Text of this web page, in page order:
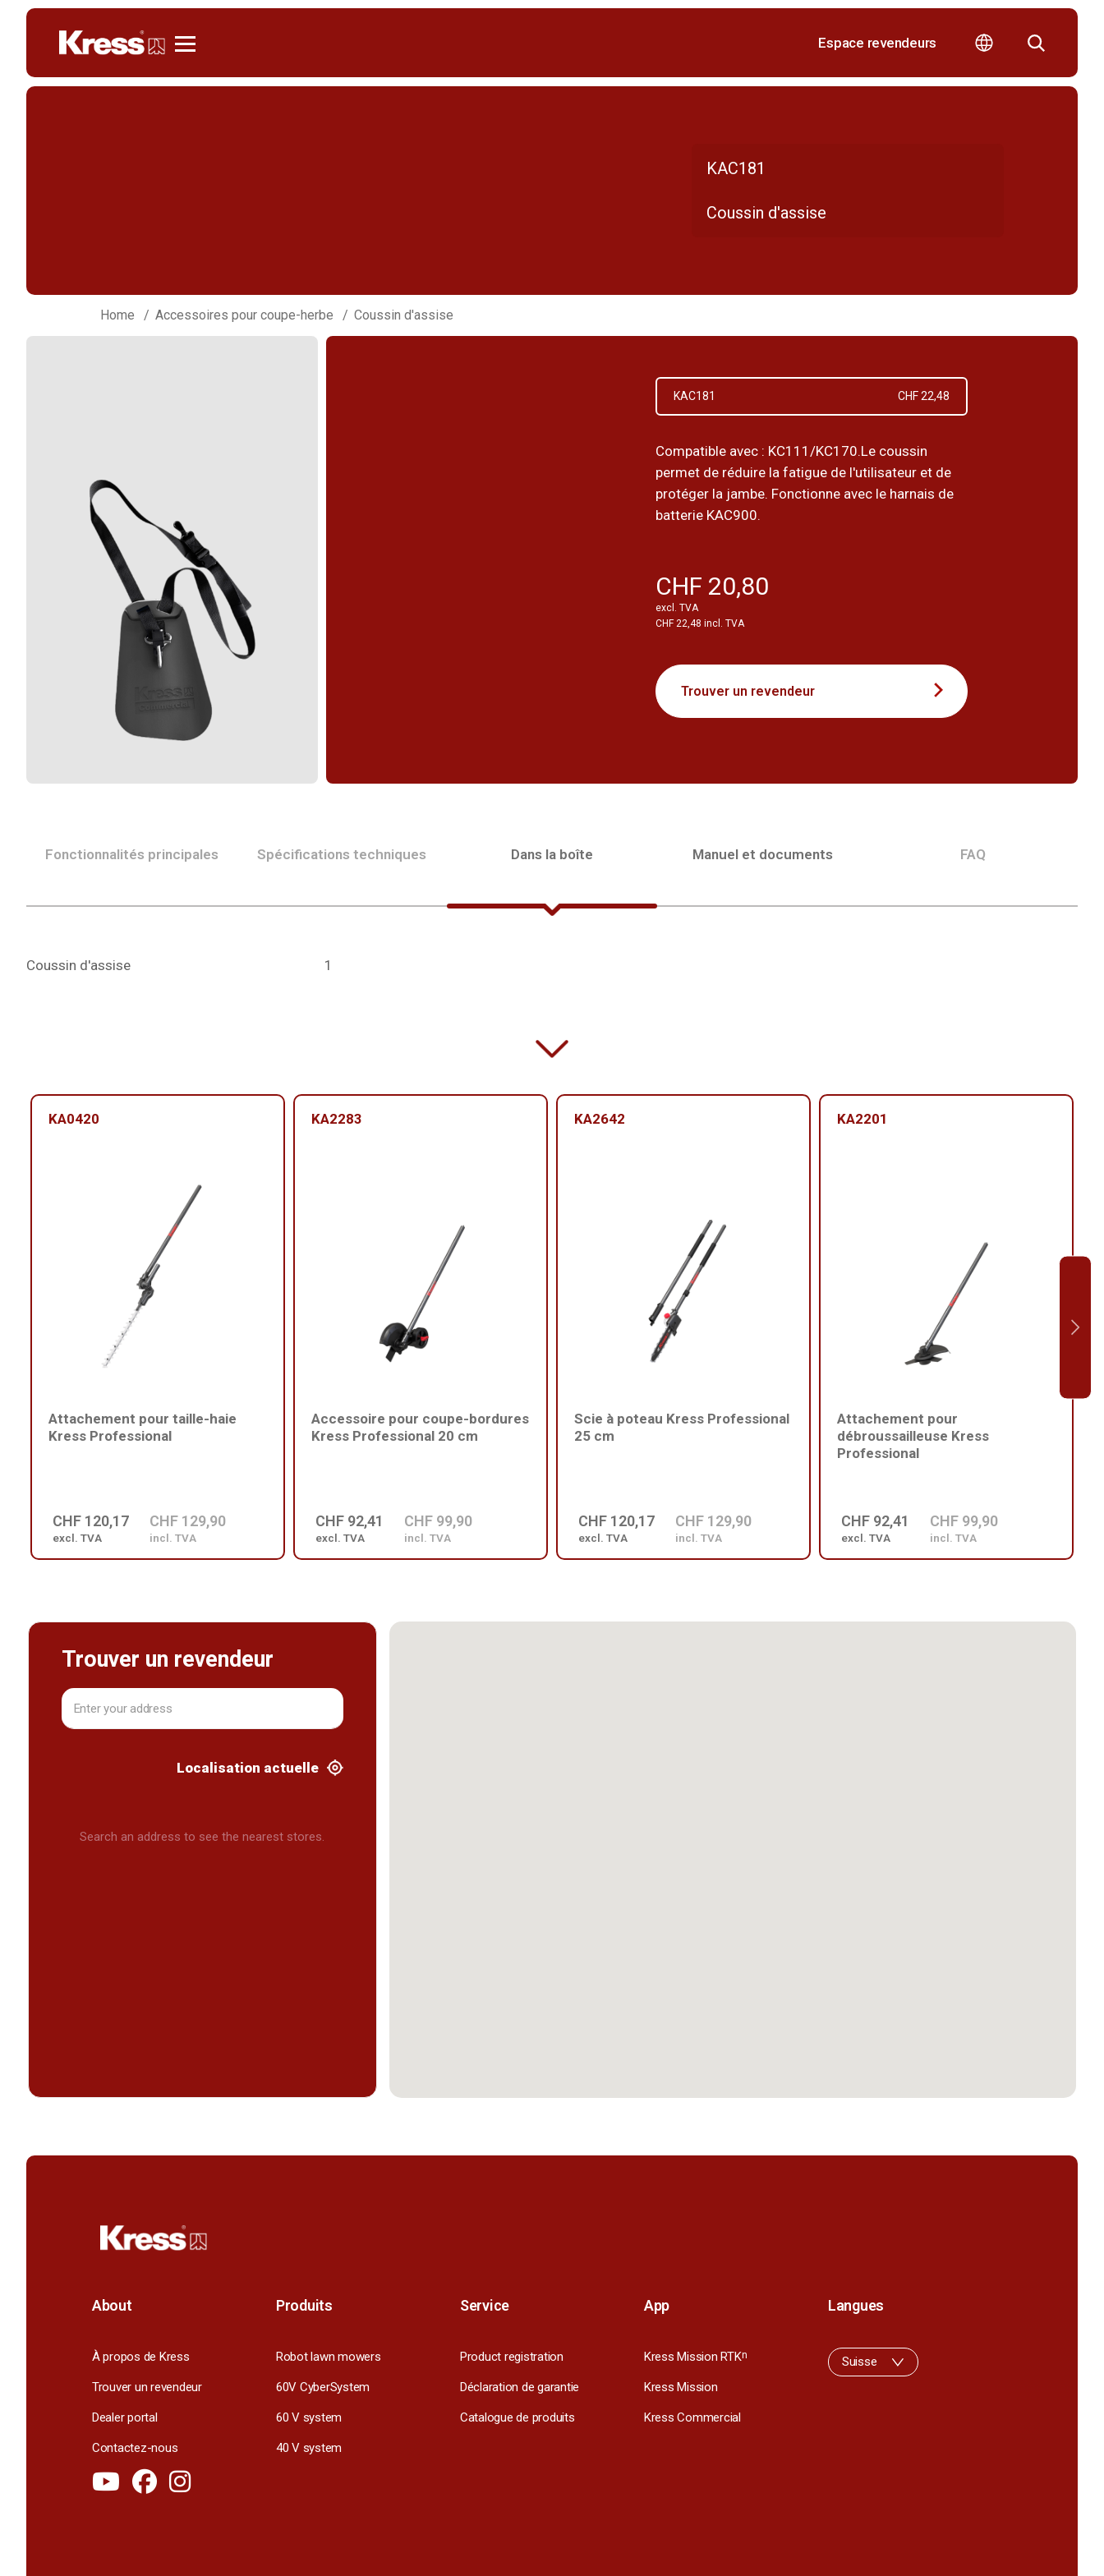
Espace revendeurs
KAC181
Coussin d'assise
Home Accessoires pour coupe-herbe Coussin d'assise
KAC181 CHF 22,48
Compatible avec : KC111/KC170.Le coussin
permet de réduire la fatigue de l'utilisateur et de
protéger la jambe. Fonctionne avec le harnais de
batterie KAC900.
CHF 20,80
excl. TVA
CHF 22,48 incl. TVA
Trouver un revendeur
Fonctionnalités principales Spécifications techniques Dans la boîte Manuel et documents FAQ
Coussin d'assise 1
KA0420
Attachement pour taille-haie
Kress Professional
CHF 120,17
excl. TVA
CHF 129,90
incl. TVA
KA2283
Accessoire pour coupe-bordures
Kress Professional 20 cm
CHF 92,41
excl. TVA
CHF 99,90
incl. TVA
KA2642
Scie à poteau Kress Professional
25 cm
CHF 120,17
excl. TVA
CHF 129,90
incl. TVA
KA2201
Attachement pour
débroussailleuse Kress
Professional
CHF 92,41
excl. TVA
CHF 99,90
incl. TVA
Trouver un revendeur
Localisation actuelle
Search an address to see the nearest stores.
About
À propos de Kress
Trouver un revendeur
Dealer portal
Contactez-nous
Produits
Robot lawn mowers
60V CyberSystem
60 V system
40 V system
Service
Product registration
Déclaration de garantie
Catalogue de produits
App
Kress Mission RTKn
Kress Mission
Kress Commercial
Langues
Suisse